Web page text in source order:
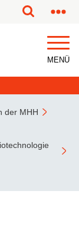
MENÜ
der MHH